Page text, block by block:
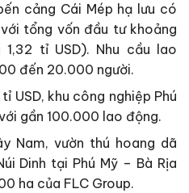
cảng Cái Mép hạ lưu có
tổng vốn đầu tư khoảng
tỉ USD). Nhu cầu lao
đến 20.000 người.
USD, khu công nghiệp Phú
gần 100.000 lao động.
Nam, vườn thú hoang dã
Dinh tại Phú Mỹ – Bà Rịa
ha của FLC Group.